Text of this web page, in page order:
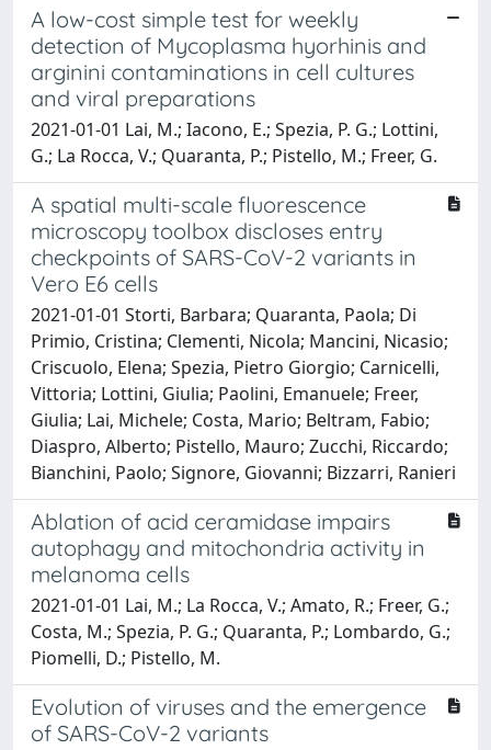
A low-cost simple test for weekly
detection of Mycoplasma hyorhinis and
arginini contaminations in cell cultures
and viral preparations
2021-01-01 Lai, M.; Iacono, E.; Spezia, P. G.; Lottini,
G.; La Rocca, V.; Quaranta, P.; Pistello, M.; Freer, G.
A spatial multi-scale fluorescence
microscopy toolbox discloses entry
checkpoints of SARS-CoV-2 variants in
Vero E6 cells
2021-01-01 Storti, Barbara; Quaranta, Paola; Di
Primio, Cristina; Clementi, Nicola; Mancini, Nicasio;
Criscuolo, Elena; Spezia, Pietro Giorgio; Carnicelli,
Vittoria; Lottini, Giulia; Paolini, Emanuele; Freer,
Giulia; Lai, Michele; Costa, Mario; Beltram, Fabio;
Diaspro, Alberto; Pistello, Mauro; Zucchi, Riccardo;
Bianchini, Paolo; Signore, Giovanni; Bizzarri, Ranieri
Ablation of acid ceramidase impairs
autophagy and mitochondria activity in
melanoma cells
2021-01-01 Lai, M.; La Rocca, V.; Amato, R.; Freer, G.;
Costa, M.; Spezia, P. G.; Quaranta, P.; Lombardo, G.;
Piomelli, D.; Pistello, M.
Evolution of viruses and the emergence
of SARS-CoV-2 variants